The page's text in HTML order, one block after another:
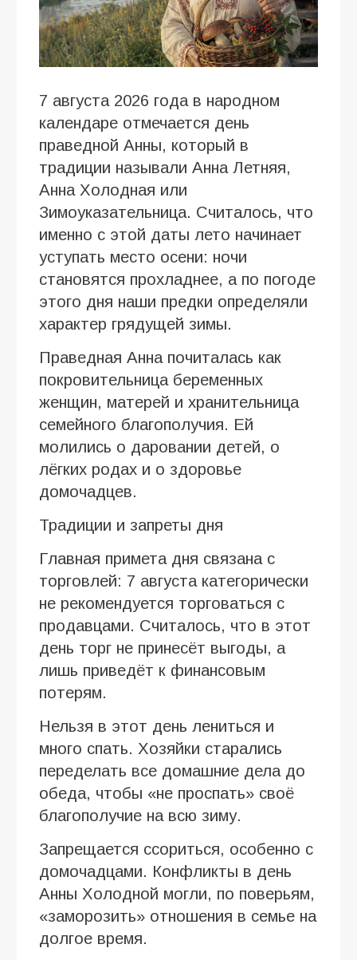
7 августа 2026 года в народном
календаре отмечается день
праведной Анны, который в
традиции называли Анна Летняя,
Анна Холодная или
Зимоуказательница. Считалось, что
именно с этой даты лето начинает
уступать место осени: ночи
становятся прохладнее, а по погоде
этого дня наши предки определяли
характер грядущей зимы.
Праведная Анна почиталась как
покровительница беременных
женщин, матерей и хранительница
семейного благополучия. Ей
молились о даровании детей, о
лёгких родах и о здоровье
домочадцев.
Традиции и запреты дня
Главная примета дня связана с
торговлей: 7 августа категорически
не рекомендуется торговаться с
продавцами. Считалось, что в этот
день торг не принесёт выгоды, а
лишь приведёт к финансовым
потерям.
Нельзя в этот день лениться и
много спать. Хозяйки старались
переделать все домашние дела до
обеда, чтобы «не проспать» своё
благополучие на всю зиму.
Запрещается ссориться, особенно с
домочадцами. Конфликты в день
Анны Холодной могли, по поверьям,
«заморозить» отношения в семье на
долгое время.